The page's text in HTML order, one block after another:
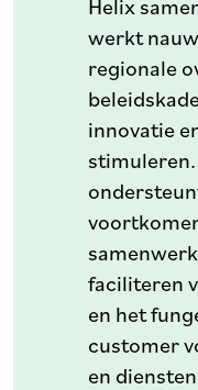
Helix
werkt
regionale
innovatie
faciliteren
en het
customer
en